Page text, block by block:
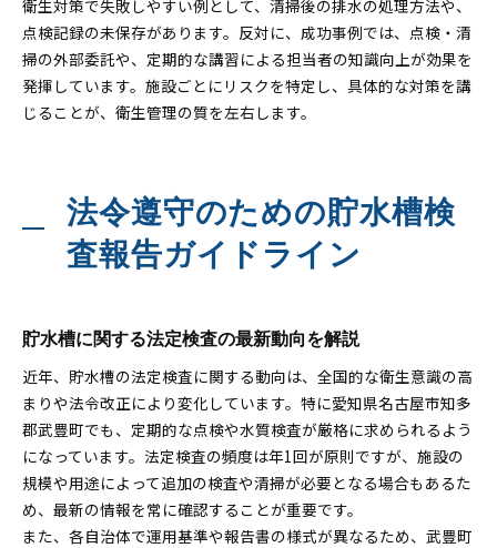
衛生対策で失敗しやすい例として、清掃後の排水の処理方法や、
点検記録の未保存があります。反対に、成功事例では、点検・清
掃の外部委託や、定期的な講習による担当者の知識向上が効果を
発揮しています。施設ごとにリスクを特定し、具体的な対策を講
じることが、衛生管理の質を左右します。
法令遵守のための貯水槽検
査報告ガイドライン
貯水槽に関する法定検査の最新動向を解説
近年、貯水槽の法定検査に関する動向は、全国的な衛生意識の高
まりや法令改正により変化しています。特に愛知県名古屋市知多
郡武豊町でも、定期的な点検や水質検査が厳格に求められるよう
になっています。法定検査の頻度は年1回が原則ですが、施設の
規模や用途によって追加の検査や清掃が必要となる場合もあるた
め、最新の情報を常に確認することが重要です。
また、各自治体で運用基準や報告書の様式が異なるため、武豊町